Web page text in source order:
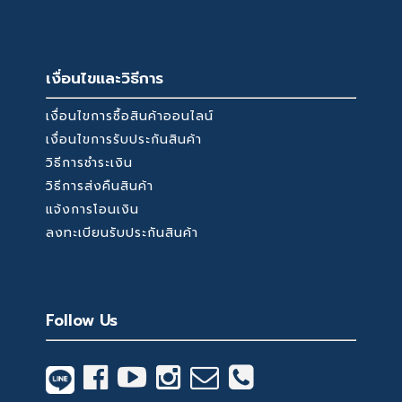
เงื่อนไขและวิธีการ
เงื่อนไขการซื้อสินค้าออนไลน์
เงื่อนไขการรับประกันสินค้า
วิธีการชำระเงิน
วิธีการส่งคืนสินค้า
แจ้งการโอนเงิน
ลงทะเบียนรับประกันสินค้า
Follow Us